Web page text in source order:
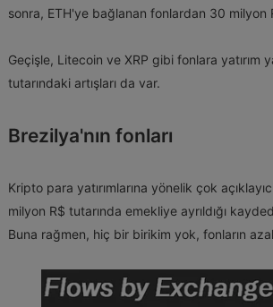
sonra, ETH'ye bağlanan fonlardan 30 milyon
Geçişle, Litecoin ve XRP gibi fonlara yatırım
tutarındaki artışları da var.
Brezilya'nın fonları
Kripto para yatırımlarına yönelik çok
milyon R$ tutarında emekliye ayrıldığı
Buna rağmen, hiç bir birikim yok, fonların